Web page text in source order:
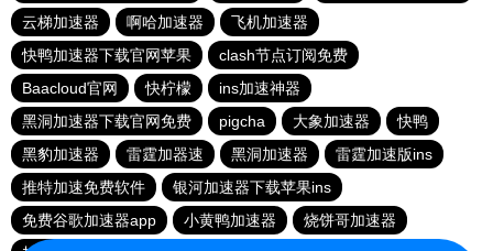
云梯加速器
啊哈加速器
飞机加速器
快鸭加速器下载官网苹果
clash节点订阅免费
Baacloud官网
快柠檬
ins加速神器
黑洞加速器下载官网免费
pigcha 大象加速器
快鸭
黑豹加速器
雷霆加器速 黑洞加速器
雷霆加速版ins
推特加速免费软件
银河加速器下载苹果ins
免费谷歌加速器app
小黄鸭加速器
烧饼哥加速器